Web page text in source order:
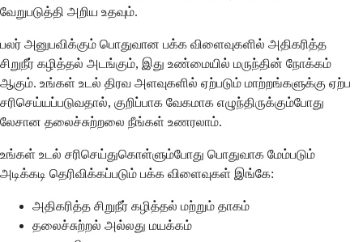
வேறுபடுத்தி அறிய உதவும்.
பலர் அனுபவிக்கும் பொதுவான பக்க விளைவுகளில் அதிகரித்த
சிறுநீர் கழித்தல் அடங்கும், இது உண்மையில் மருந்தின் நோக்கம்
ஆகும். உங்கள் உடல் திரவ அளவுகளில் ஏற்படும் மாற்றங்களுக்கு ஏற்ப
சரிசெய்யப்படுவதால், குறிப்பாக வேகமாக எழுந்திருக்கும்போது
லேசான தலைச்சுற்றலை நீங்கள் உணரலாம்.
உங்கள் உடல் சரிசெய்துகொள்ளும்போது பொதுவாக மேம்படும்
அடிக்கடி தெரிவிக்கப்படும் பக்க விளைவுகள் இங்கே:
அதிகரித்த சிறுநீர் கழித்தல் மற்றும் தாகம்
தலைச்சுற்றல் அல்லது மயக்கம்